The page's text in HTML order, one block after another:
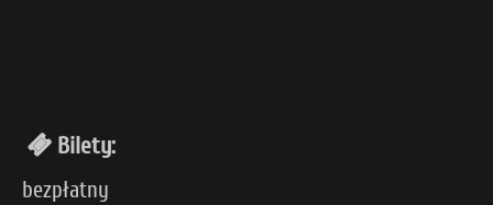
Bilety:
bezpłatny